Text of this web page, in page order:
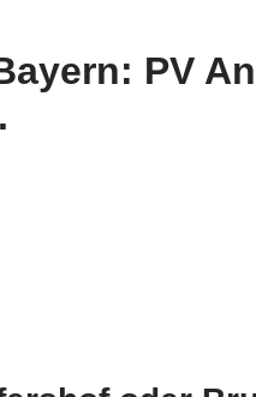
PV